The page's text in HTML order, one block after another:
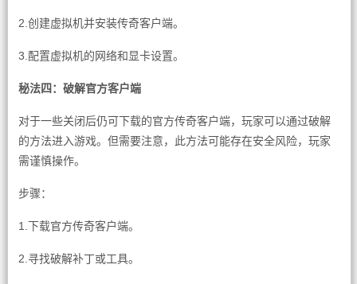
2.创建虚拟机并安装传奇客户端。
3.配置虚拟机的网络和显卡设置。
秘法四：破解官方客户端
对于一些关闭后仍可下载的官方传奇客户端，玩家可以通过破解
的方法进入游戏。但需要注意，此方法可能存在安全风险，玩家
需谨慎操作。
步骤：
1.下载官方传奇客户端。
2.寻找破解补丁或工具。